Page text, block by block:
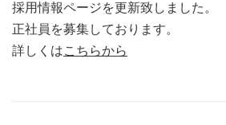
採用情報ページを更新致しました。
正社員を募集しております。
詳しくはこちらから